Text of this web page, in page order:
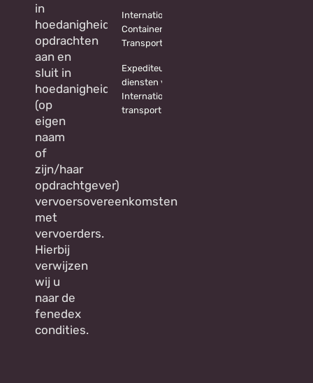
in
hoedanigheid
opdrachten
aan en
sluit in
hoedanigheid
(op
eigen
naam
of
zijn/haar
opdrachtgever)
vervoersovereenkomsten
met
vervoerders.
Hierbij
verwijzen
wij u
naar de
fenedex
condities.
Internationaal
Container
Transport
Expediteur
diensten voor
Internationaal
transport